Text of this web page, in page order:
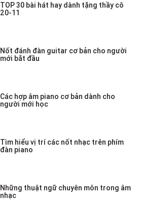
TOP 30 bài hát hay dành tặng thầy cô
20-11
Nốt đánh đàn guitar cơ bản cho người
mới bắt đầu
Các hợp âm piano cơ bản dành cho
người mới học
Tìm hiểu vị trí các nốt nhạc trên phím
đàn piano
Những thuật ngữ chuyên môn trong âm
nhạc